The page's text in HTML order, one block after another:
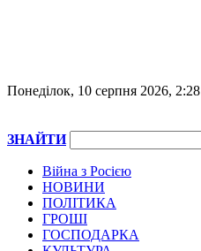
Понеділок, 10 серпня 2026, 2:28
ЗНАЙТИ
Війна з Росією
НОВИНИ
ПОЛІТИКА
ГРОШІ
ГОСПОДАРКА